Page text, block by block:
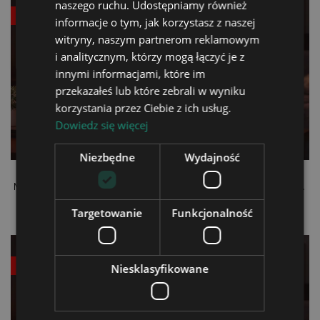
Nowy
Lampka Nocna LED 3D
Michael Jackson Dla Fana
z Imieniem Prezent Pilot
79,90 zł
Cena
regularna
99,90 zł
-20,00 zł
Lampka Nocna LED 3D
Michael Jackson Dla Fana
z Imieniem Prezent Pilot
79,90 zł
Cena
99,90 zł
-20,00 zł
naszego ruchu. Udostępniamy również
informacje o tym, jak korzystasz z naszej
witryny, naszym partnerom reklamowym
i analitycznym, którzy mogą łączyć je z
innymi informacjami, które im
przekazałeś lub które zebrali w wyniku
korzystania przez Ciebie z ich usług.
Dowiedz się więcej
Niezbędne Wydajność
Targetowanie Funkcjonalność
Niesklasyfikowane